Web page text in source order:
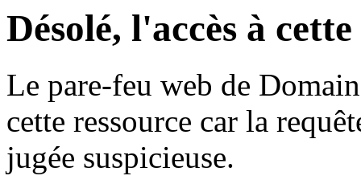
Désolé, l'accès à
Le pare-feu web de
cette ressource car la
jugée suspicieuse.